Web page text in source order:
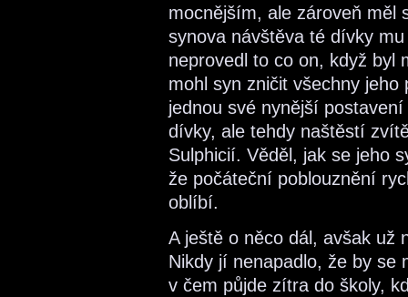
mocnějším, ale zároveň měl
synova návštěva té dívky
neprovedl to co on, když byl
mohl syn zničit všechny
jednou své nynější
dívky, ale tehdy naštěstí
Sulphicií. Věděl, jak se jeho
že počáteční poblouznění
oblíbí.
A ještě o něco dál, avšak už
Nikdy jí nenapadlo, že by se
v čem půjde zítra do školy,